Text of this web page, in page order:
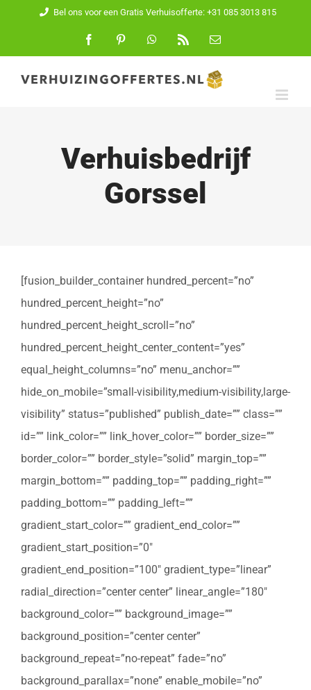
inhoud
Bel ons voor een Gratis Verhuisofferte: +31 085 3013 815
FacebookPinterest WhatsApp
E-
Verhuisbedrijf
Gorssel
[fusion_builder_container hundred_percent=”no”
hundred_percent_height=”no”
hundred_percent_height_scroll=”no”
hundred_percent_height_center_content=”yes”
equal_height_columns=”no” menu_anchor=””
hide_on_mobile=”small-visibility,medium-visibility,large-
visibility” status=”published” publish_date=”” class=””
id=”” link_color=”” link_hover_color=”” border_size=””
border_color=”” border_style=”solid” margin_top=””
margin_bottom=”” padding_top=”” padding_right=””
padding_bottom=”” padding_left=””
gradient_start_color=”” gradient_end_color=””
gradient_start_position=”0″
gradient_end_position=”100″ gradient_type=”linear”
radial_direction=”center center” linear_angle=”180″
background_color=”” background_image=””
background_position=”center center”
background_repeat=”no-repeat” fade=”no”
background_parallax=”none” enable_mobile=”no”